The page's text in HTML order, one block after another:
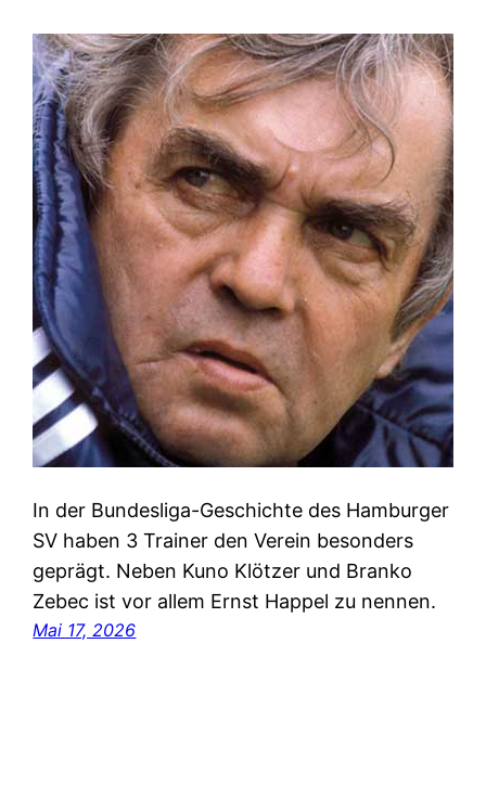
In der Bundesliga-Geschichte des Hamburger
SV haben 3 Trainer den Verein besonders
geprägt. Neben Kuno Klötzer und Branko
Zebec ist vor allem Ernst Happel zu nennen.
Mai 17, 2026